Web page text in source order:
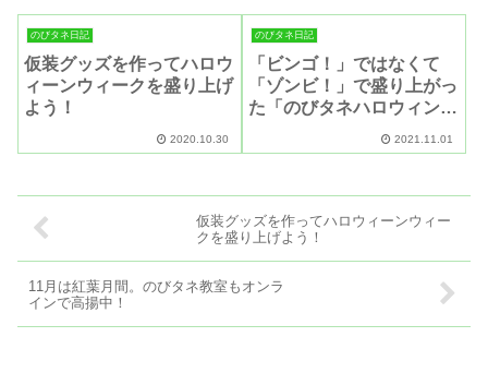
のびタネ日記
仮装グッズを作ってハロウ
ィーンウィークを盛り上げ
よう！
2020.10.30
のびタネ日記
「ビンゴ！」ではなくて
「ゾンビ！」で盛り上がっ
た「のびタネハロウィンパ
2021.11.01
仮装グッズを作ってハロウィーンウィー
クを盛り上げよう！
11月は紅葉月間。のびタネ教室もオンラ
インで高揚中！